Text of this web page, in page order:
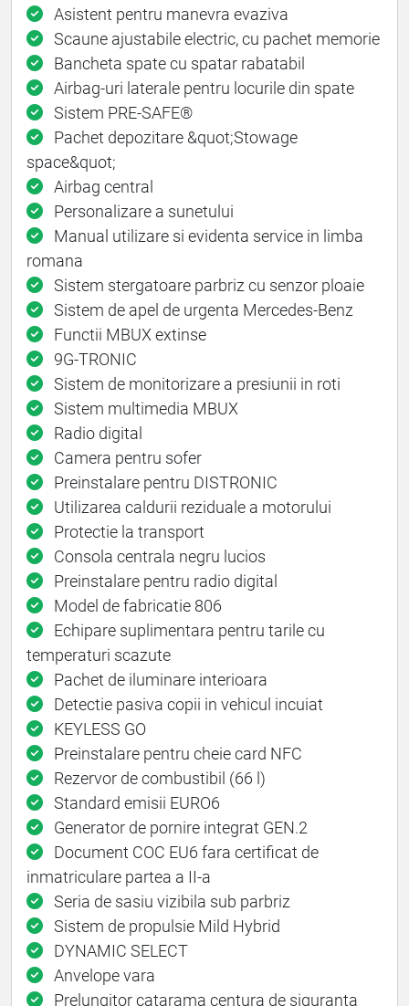
Asistent pentru manevra evaziva
Scaune ajustabile electric, cu pachet memorie
Bancheta spate cu spatar rabatabil
Airbag-uri laterale pentru locurile din spate
Sistem PRE-SAFE®
Pachet depozitare &quot;Stowage
space&quot;
Airbag central
Personalizare a sunetului
Manual utilizare si evidenta service in limba
romana
Sistem stergatoare parbriz cu senzor ploaie
Sistem de apel de urgenta Mercedes-Benz
Functii MBUX extinse
9G-TRONIC
Sistem de monitorizare a presiunii in roti
Sistem multimedia MBUX
Radio digital
Camera pentru sofer
Preinstalare pentru DISTRONIC
Utilizarea caldurii reziduale a motorului
Protectie la transport
Consola centrala negru lucios
Preinstalare pentru radio digital
Model de fabricatie 806
Echipare suplimentara pentru tarile cu
temperaturi scazute
Pachet de iluminare interioara
Detectie pasiva copii in vehicul incuiat
KEYLESS GO
Preinstalare pentru cheie card NFC
Rezervor de combustibil (66 l)
Standard emisii EURO6
Generator de pornire integrat GEN.2
Document COC EU6 fara certificat de
inmatriculare partea a II-a
Seria de sasiu vizibila sub parbriz
Sistem de propulsie Mild Hybrid
DYNAMIC SELECT
Anvelope vara
Prelungitor catarama centura de siguranta